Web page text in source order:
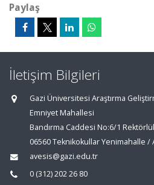
Paylaş
İletişim Bilgileri
Gazi Üniversitesi Araştırma
Emniyet Mahallesi
Bandırma Caddesi No:6/1
06560 Teknikokullar Yenimahalle /
avesis@gazi.edu.tr
0 (312) 202 26 80